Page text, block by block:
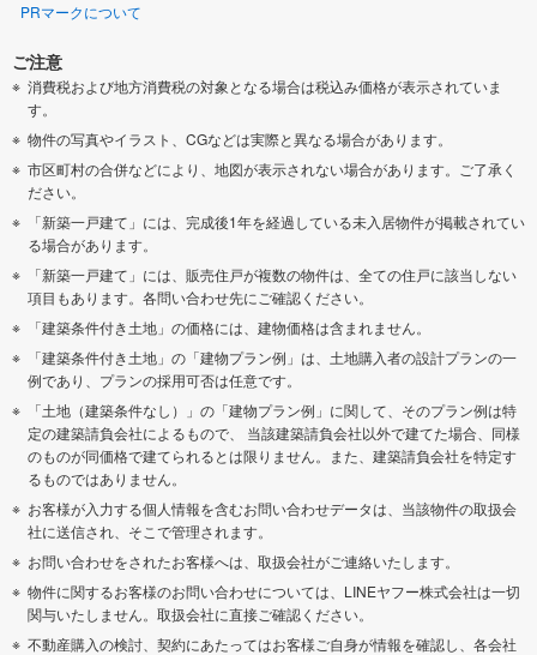
PRマークについて
ご注意
消費税および地方消費税の対象となる場合は税込み価格が表示されていま
す。
物件の写真やイラスト、CGなどは実際と異なる場合があります。
市区町村の合併などにより、地図が表示されない場合があります。ご了承く
ださい。
「新築一戸建て」には、完成後1年を経過している未入居物件が掲載されてい
る場合があります。
「新築一戸建て」には、販売住戸が複数の物件は、全ての住戸に該当しない
項目もあります。各問い合わせ先にご確認ください。
「建築条件付き土地」の価格には、建物価格は含まれません。
「建築条件付き土地」の「建物プラン例」は、土地購入者の設計プランの一
例であり、プランの採用可否は任意です。
「土地（建築条件なし）」の「建物プラン例」に関して、そのプラン例は特
定の建築請負会社によるもので、 当該建築請負会社以外で建てた場合、同様
のものが同価格で建てられるとは限りません。また、建築請負会社を特定す
るものではありません。
お客様が入力する個人情報を含むお問い合わせデータは、当該物件の取扱会
社に送信され、そこで管理されます。
お問い合わせをされたお客様へは、取扱会社がご連絡いたします。
物件に関するお客様のお問い合わせについては、LINEヤフー株式会社は一切
関与いたしません。取扱会社に直接ご確認ください。
不動産購入の検討、契約にあたってはお客様ご自身が情報を確認し、各会社